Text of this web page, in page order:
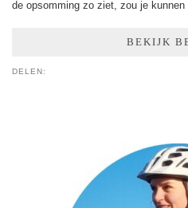
de opsomming zo ziet, zou je kunnen
BEKIJK
DELEN: